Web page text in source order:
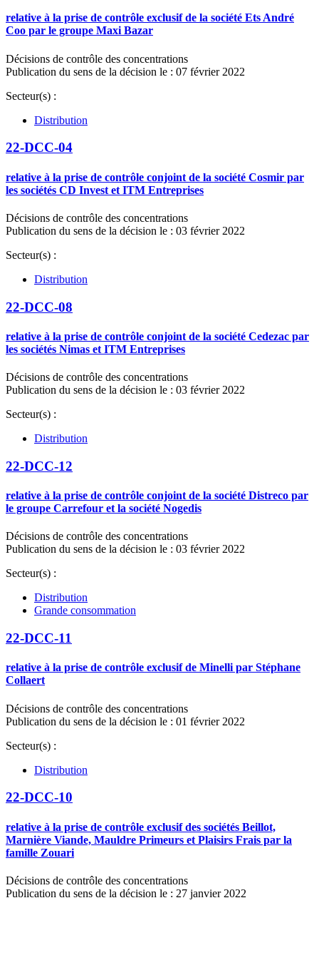
relative à la prise de contrôle exclusif de la société Ets André
Coo par le groupe Maxi Bazar
Décisions de contrôle des concentrations
Publication du sens de la décision le : 07 février 2022
Secteur(s) :
Distribution
22-DCC-04
relative à la prise de contrôle conjoint de la société Cosmir par
les sociétés CD Invest et ITM Entreprises
Décisions de contrôle des concentrations
Publication du sens de la décision le : 03 février 2022
Secteur(s) :
Distribution
22-DCC-08
relative à la prise de contrôle conjoint de la société Cedezac par
les sociétés Nimas et ITM Entreprises
Décisions de contrôle des concentrations
Publication du sens de la décision le : 03 février 2022
Secteur(s) :
Distribution
22-DCC-12
relative à la prise de contrôle conjoint de la société Distreco par
le groupe Carrefour et la société Nogedis
Décisions de contrôle des concentrations
Publication du sens de la décision le : 03 février 2022
Secteur(s) :
Distribution
Grande consommation
22-DCC-11
relative à la prise de contrôle exclusif de Minelli par Stéphane
Collaert
Décisions de contrôle des concentrations
Publication du sens de la décision le : 01 février 2022
Secteur(s) :
Distribution
22-DCC-10
relative à la prise de contrôle exclusif des sociétés Beillot,
Marnière Viande, Mauldre Primeurs et Plaisirs Frais par la
famille Zouari
Décisions de contrôle des concentrations
Publication du sens de la décision le : 27 janvier 2022